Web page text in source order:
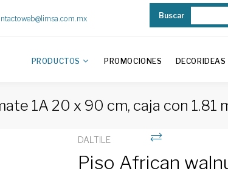
Buscar
PRODUCTOS PROMOCIONES DECORIDEAS
1A 20 x 90 cm, caja con 1.81
DALTILE
Piso African